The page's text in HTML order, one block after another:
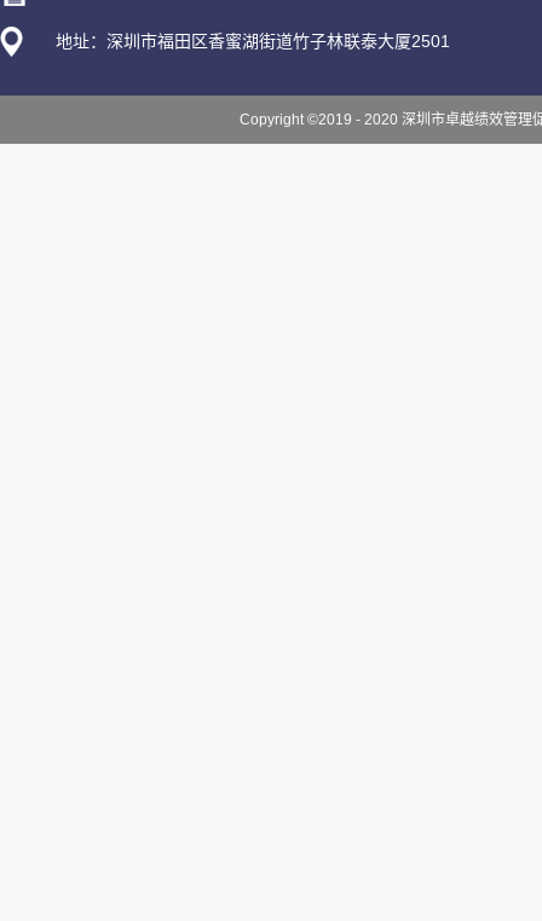
地址：深圳市福田区香蜜湖街道竹子林联泰大厦2501
Copyright ©2019 - 2020 深圳市卓越绩效管理